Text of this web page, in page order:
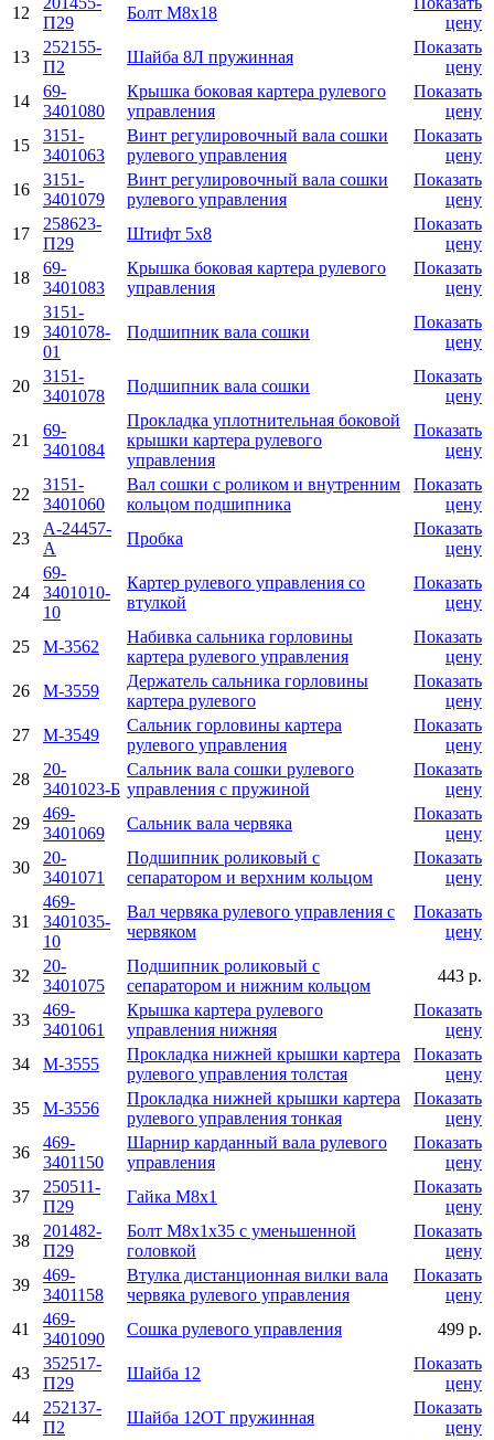
12
П29
Болт М8х18
цену
13
252155-
П2
Шайба 8Л пружинная
Показать
цену
14
69-
3401080
Крышка боковая картера рулевого
управления
Показать
цену
15
3151-
3401063
Винт регулировочный вала сошки
рулевого управления
Показать
цену
16
3151-
3401079
Винт регулировочный вала сошки
рулевого управления
Показать
цену
17
258623-
П29
Штифт 5х8
Показать
цену
18
69-
3401083
Крышка боковая картера рулевого
управления
Показать
цену
19
3151-
3401078-
01
Подшипник вала сошки
Показать
цену
20
3151-
3401078
Подшипник вала сошки
Показать
цену
21
69-
3401084
Прокладка уплотнительная боковой
крышки картера рулевого
управления
Показать
цену
22
3151-
3401060
Вал сошки с роликом и внутренним
кольцом подшипника
Показать
цену
23
A-24457-
A
Пробка
Показать
цену
24
69-
3401010-
10
Картер рулевого управления со
втулкой
Показать
цену
25 M-3562
Набивка сальника горловины
картера рулевого управления
Показать
цену
26
M-3559
Держатель сальника горловины
картера рулевого
Показать
цену
27
M-3549
Сальник горловины картера
рулевого управления
Показать
цену
28
20-
3401023-Б
Сальник вала сошки рулевого
управления с пружиной
Показать
цену
29
469-
3401069
Сальник вала червяка
Показать
цену
30
20-
3401071
Подшипник роликовый с
сепаратором и верхним кольцом
Показать
цену
31
469-
3401035-
10
Вал червяка рулевого управления с
червяком
Показать
цену
32
20-
3401075
Подшипник роликовый с
сепаратором и нижним кольцом
443 р.
33
469-
3401061
Крышка картера рулевого
управления нижняя
Показать
цену
34
M-3555
Прокладка нижней крышки картера
рулевого управления толстая
Показать
цену
35
M-3556
Прокладка нижней крышки картера
рулевого управления тонкая
Показать
цену
36
469-
3401150
Шарнир карданный вала рулевого
управления
Показать
цену
37
250511-
П29
Гайка М8х1
Показать
цену
38
201482-
П29
Болт М8х1х35 с уменьшенной
головкой
Показать
цену
39
469-
3401158
Втулка дистанционная вилки вала
червяка рулевого управления
Показать
цену
41
469-
3401090
Сошка рулевого управления 499 р.
43
352517-
П29
Шайба 12
Показать
цену
44
252137-
П2
Шайба 12ОТ пружинная
Показать
цену